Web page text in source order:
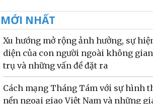
MỚI NHẤT
Xu hướng mở rộng ảnh hưởng, sự
diện của con người ngoài không
trụ và những vấn đề đặt ra
Cách mạng Tháng Tám với sự hình
nền ngoại giao Việt Nam và những